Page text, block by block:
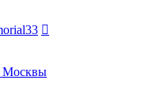
Москвы